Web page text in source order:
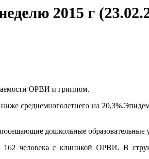
2015 г
ОРВИ и гриппом.
среднемноголетнего на
дошкольные образовательные
162 человека с клиникой ОРВИ. В